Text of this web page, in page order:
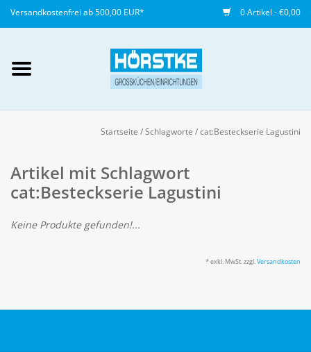
Versandkostenfrei ab 500,00 EUR* 0 Artikel - €0,00
anlegen
NEU
Gedeckter Tisch
Fingerfood
Startseite /Schlagworte /cat:Besteckserie Lagustini
Artikel mit Schlagwort
cat:Besteckserie Lagustini
Keine Produkte gefunden!...
* exkl. MwSt. zzgl.Versandkosten